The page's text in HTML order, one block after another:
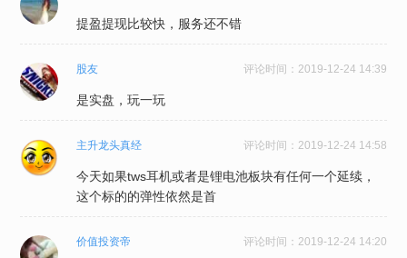
提盈提现比较快，服务还不错
评论时间： 2019-12-24 14:39
股友
是实盘，玩一玩
评论时间： 2019-12-24 14:58
主升龙头真经
今天如果tws耳机或者是锂电池板块有任何一个延续，
这个标的的弹性依然是首
评论时间： 2019-12-24 14:20
价值投资帝